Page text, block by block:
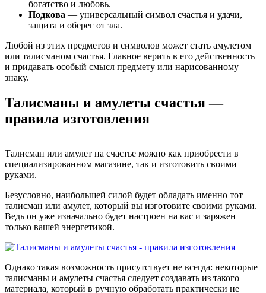
богатство и любовь.
Подкова — универсальный символ счастья и удачи,
защита и оберег от зла.
Любой из этих предметов и символов может стать амулетом
или талисманом счастья. Главное верить в его действенность
и придавать особый смысл предмету или нарисованному
знаку.
Талисманы и амулеты счастья —
правила изготовления
Талисман или амулет на счастье можно как приобрести в
специализированном магазине, так и изготовить своими
руками.
Безусловно, наибольшей силой будет обладать именно тот
талисман или амулет, который вы изготовите своими руками.
Ведь он уже изначально будет настроен на вас и заряжен
только вашей энергетикой.
Однако такая возможность присутствует не всегда: некоторые
талисманы и амулеты счастья следует создавать из такого
материала, который в ручную обработать практически не